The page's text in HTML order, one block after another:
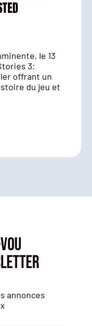
le 13
3:
offrant un
du jeu et
annonces